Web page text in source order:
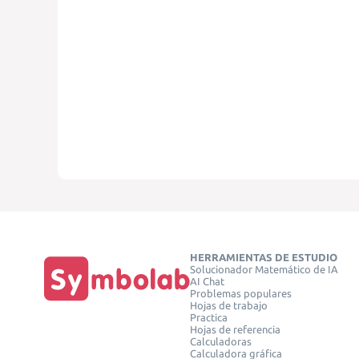
HERRAMIENTAS DE ESTUDIO
Solucionador Matemático de IA
AI Chat
Problemas populares
Hojas de trabajo
Practica
Hojas de referencia
Calculadoras
Calculadora gráfica